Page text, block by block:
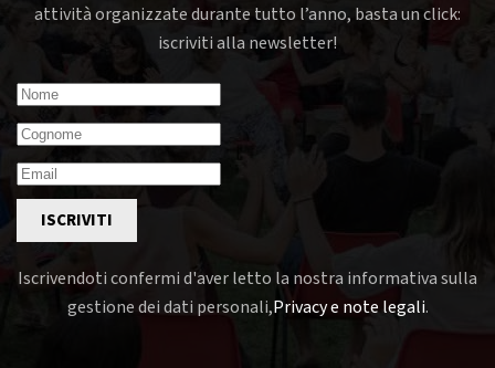
attività organizzate durante tutto l’anno, basta un click:
iscriviti alla newsletter!
ISCRIVITI
Iscrivendoti confermi d'aver letto la nostra informativa sulla
gestione dei dati personali,Privacy e note legali.